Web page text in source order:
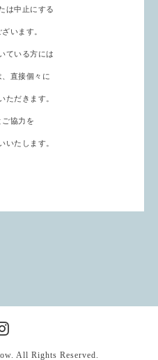
は中止にする
います。
ている方には
直接個々に
ただきます。
ご協力を
いたします。
. All Rights Reserved.